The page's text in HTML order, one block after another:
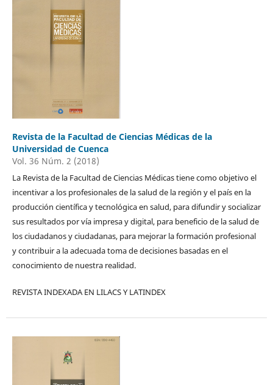
Revista de la Facultad de Ciencias Médicas de la
Universidad de Cuenca
Vol. 36 Núm. 2 (2018)
La Revista de la Facultad de Ciencias Médicas tiene como objetivo el
incentivar a los profesionales de la salud de la región y el país en la
producción científica y tecnológica en salud, para difundir y socializar
sus resultados por vía impresa y digital, para beneficio de la salud de
los ciudadanos y ciudadanas, para mejorar la formación profesional
y contribuir a la adecuada toma de decisiones basadas en el
conocimiento de nuestra realidad.
REVISTA INDEXADA EN LILACS Y LATINDEX